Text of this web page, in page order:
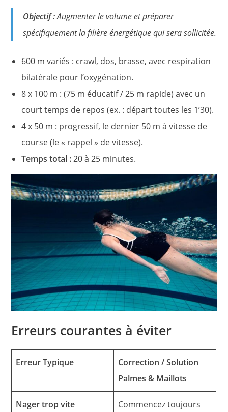
Objectif :Augmenter le volume et préparer
spécifiquement la filière énergétique qui sera sollicitée.
600 m variés : crawl, dos, brasse, avec respiration
bilatérale pour l’oxygénation.
8 x 100 m : (75 m éducatif / 25 m rapide) avec un
court temps de repos (ex. : départ toutes les 1’30).
4 x 50 m : progressif, le dernier 50 m à vitesse de
course (le « rappel » de vitesse).
Temps total :20 à 25 minutes.
Erreurs courantes à éviter
Erreur Typique
Correction / Solution
Palmes & Maillots
Nager trop vite
Commencez toujours